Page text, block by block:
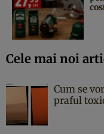
Cele mai noi
Cum se
praful